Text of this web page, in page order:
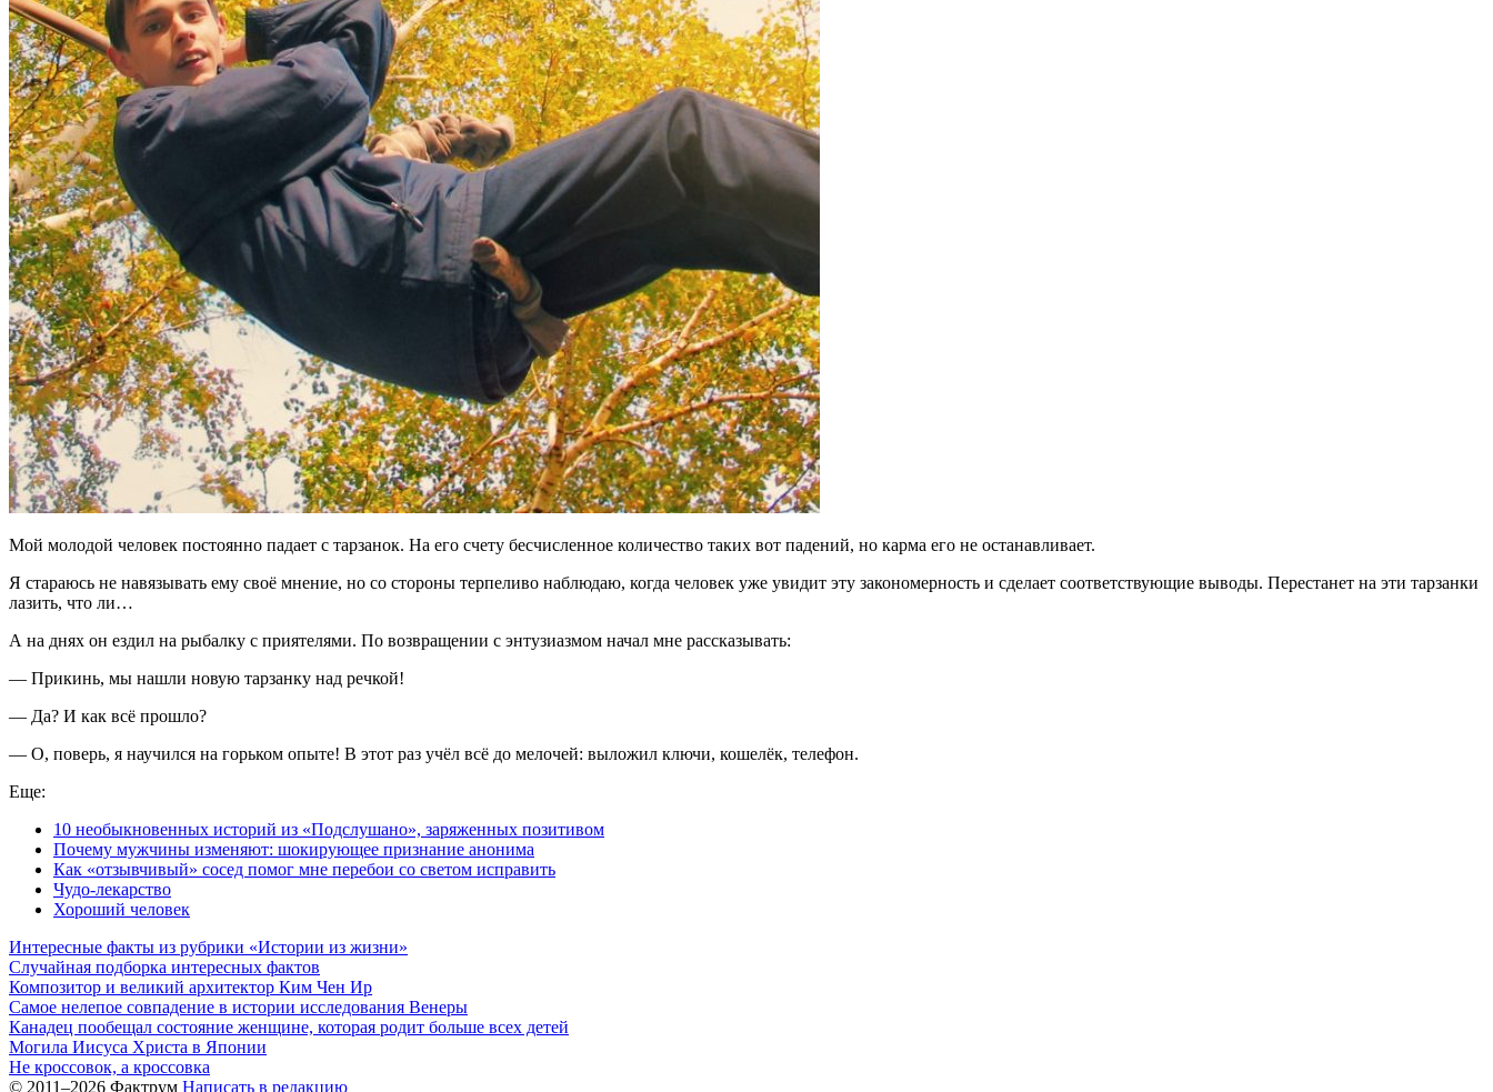
Мой молодой человек постоянно падает с тарзанок. На его счету бесчисленное количество таких вот падений, но карма его не останавливает.
Я стараюсь не навязывать ему своё мнение, но со стороны терпеливо наблюдаю, когда человек уже увидит эту закономерность и сделает соответствующие выводы. Перестанет на эти тарзанки
лазить, что ли…
А на днях он ездил на рыбалку с приятелями. По возвращении с энтузиазмом начал мне рассказывать:
— Прикинь, мы нашли новую тарзанку над речкой!
— Да? И как всё прошло?
— О, поверь, я научился на горьком опыте! В этот раз учёл всё до мелочей: выложил ключи, кошелёк, телефон.
Еще:
10 необыкновенных историй из «Подслушано», заряженных позитивом
Почему мужчины изменяют: шокирующее признание анонима
Как «отзывчивый» сосед помог мне перебои со светом исправить
Чудо-лекарство
Хороший человек
Интересные факты из рубрики «Истории из жизни»
Случайная подборка интересных фактов
Композитор и великий архитектор Ким Чен Ир
Самое нелепое совпадение в истории исследования Венеры
Канадец пообещал состояние женщине, которая родит больше всех детей
Могила Иисуса Христа в Японии
Не кроссовок, а кроссовка
© 2011–2026 Фактрум Написать в редакцию